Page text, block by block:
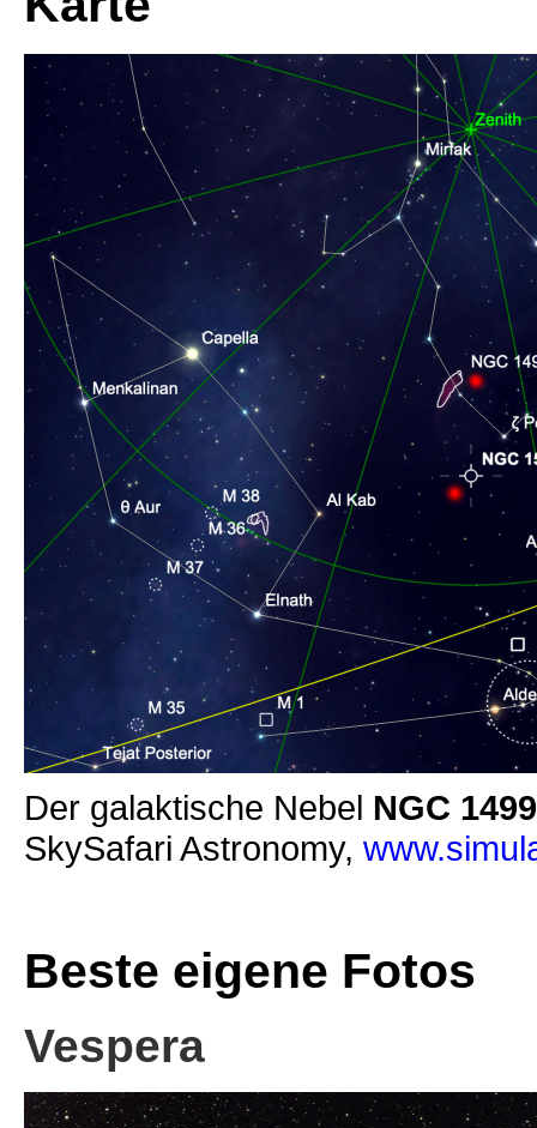
Der galaktische Nebel NGC 1499
SkySafari Astronomy,
Beste eigene Fotos
Vespera